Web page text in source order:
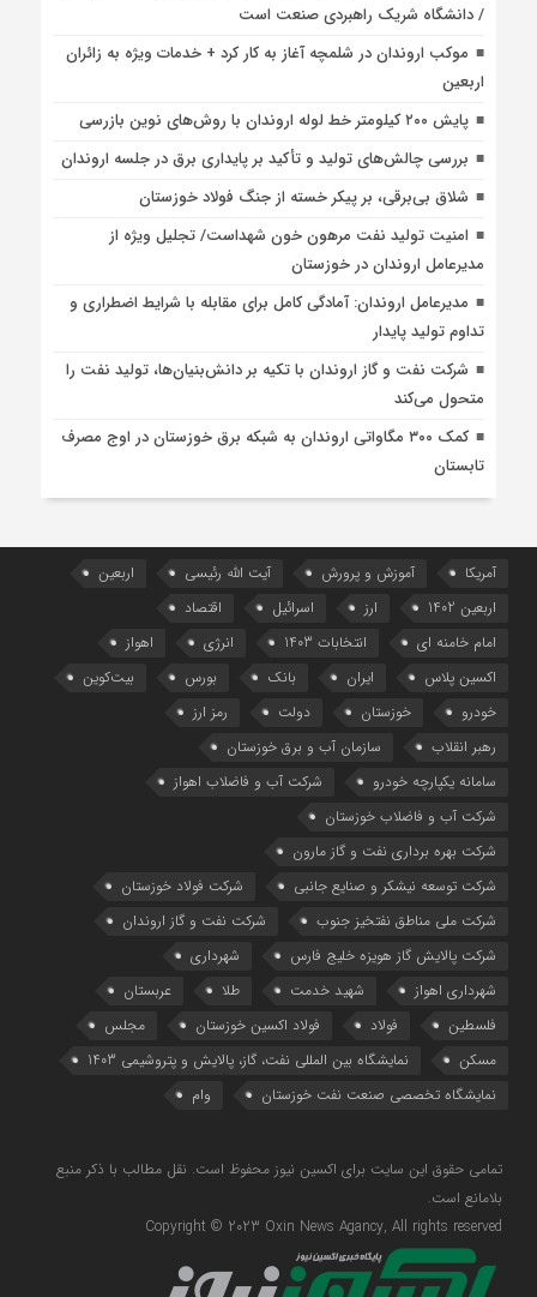
/ دانشگاه شریک راهبردی صنعت است
موکب اروندان در شلمچه آغاز به کار کرد + خدمات ویژه به زائران
اربعین
پایش ۲۰۰ کیلومتر خط لوله اروندان با روش‌های نوین بازرسی
بررسی چالش‌های تولید و تأکید بر پایداری برق در جلسه اروندان
شلاق‌ بی‌برقی، بر پیکر خسته‌ از جنگ فولاد خوزستان
امنیت تولید نفت مرهون خون شهداست/ تجلیل ویژه از
مدیرعامل اروندان در خوزستان
مدیرعامل اروندان: آمادگی کامل برای مقابله با شرایط اضطراری و
تداوم تولید پایدار
شرکت نفت و گاز اروندان با تکیه بر دانش‌بنیان‌ها، تولید نفت را
متحول می‌کند
کمک ۳۰۰ مگاواتی اروندان به شبکه برق خوزستان در اوج مصرف
تابستان
آمریکا آموزش و پرورش آیت الله رئیسی
اربعین
اربعین 1402
ارز اسرائیل
اقتصاد
امام خامنه ای
انتخابات 1403 انرژی
اهواز
اکسین پلاس
ایران بانک بورس
بیت‌کوین
خودرو
خوزستان دولت
رمز ارز
رهبر انقلاب
سازمان آب و برق خوزستان
سامانه یکپارچه خودرو
شرکت آب و فاضلاب اهواز
شرکت آب و فاضلاب خوزستان
شرکت بهره برداری نفت و گاز مارون
شرکت توسعه نیشکر و صنایع جانبی
شرکت فولاد خوزستان
شرکت ملی مناطق نفتخیز جنوب
شرکت نفت و گاز اروندان
شرکت پالایش گاز هویزه خلیج‌ فارس
شهرداری
شهرداری اهواز
شهید خدمت طلا
عربستان
فلسطین
فولاد فولاد اکسین خوزستان
مجلس
مسکن
نمایشگاه بین المللی نفت، گاز، پالایش و پتروشیمی 1403
نمایشگاه تخصصی صنعت نفت خوزستان
وام
تمامی حقوق این سایت برای اکسین نیوز محفوظ است. نقل مطالب با ذکر منبع
بلامانع است.
Copyright © 2023 Oxin News Agancy, All rights reserved